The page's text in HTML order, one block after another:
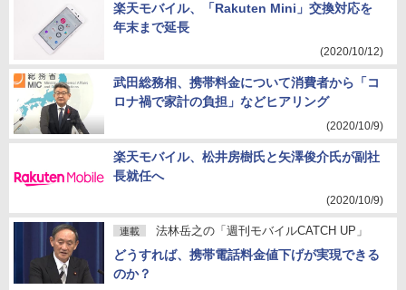
楽天モバイル、「Rakuten Mini」交換対応を
年末まで延長
(2020/10/12)
武田総務相、携帯料金について消費者から「コ
ロナ禍で家計の負担」などヒアリング
(2020/10/9)
楽天モバイル、松井房樹氏と矢澤俊介氏が副社
長就任へ
(2020/10/9)
連載 法林岳之の「週刊モバイルCATCH UP」
どうすれば、携帯電話料金値下げが実現できる
のか？